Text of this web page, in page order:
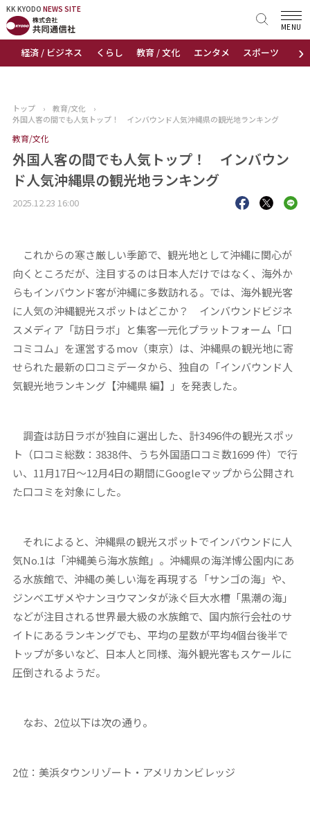
KK KYODO NEWS SITE
›
経済 / ビジネス くらし 教育 / 文化 エンタメ スポーツ 地域
MENU
KK KYODONEWS SITE
トップページ
ニュース
おすすめコンテンツ
出版物
トップ › 教育/文化
›
外国人客の間でも人気トップ！ インバウンド人気沖縄県の観光地ランキング
教育/文化
外国人客の間でも人気トップ！ インバウン
ド人気沖縄県の観光地ランキング
2025.12.23 16:00
これからの寒さ厳しい季節で、観光地として沖縄に関心が
向くところだが、注目するのは日本人だけではなく、海外か
らもインバウンド客が沖縄に多数訪れる。では、海外観光客
に人気の沖縄観光スポットはどこか？ インバウンドビジネ
スメディア「訪日ラボ」と集客一元化プラットフォーム「口
コミコム」を運営するmov（東京）は、沖縄県の観光地に寄
せられた最新の口コミデータから、独自の「インバウンド人
気観光地ランキング【沖縄県 編】」を発表した。
調査は訪日ラボが独自に選出した、計3496件の観光スポッ
ト（口コミ総数：3838件、うち外国語口コミ数1699 件）で行
い、11月17日〜12月4日の期間にGoogleマップから公開され
た口コミを対象にした。
それによると、沖縄県の観光スポットでインバウンドに人
気No.1は「沖縄美ら海水族館」。沖縄県の海洋博公園内にあ
る水族館で、沖縄の美しい海を再現する「サンゴの海」や、
ジンベエザメやナンヨウマンタが泳ぐ巨大水槽「黒潮の海」
などが注目される世界最大級の水族館で、国内旅行会社のサ
イトにあるランキングでも、平均の星数が平均4個台後半で
トップが多いなど、日本人と同様、海外観光客もスケールに
圧倒されるようだ。
なお、2位以下は次の通り。
2位：美浜タウンリゾート・アメリカンビレッジ